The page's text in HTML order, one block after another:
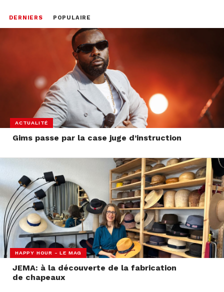
DERNIERS POPULAIRE
ACTUALITÉ
Gims passe par la case juge d’instruction
HAPPY HOUR - LE MAG
JEMA: à la découverte de la fabrication
de chapeaux